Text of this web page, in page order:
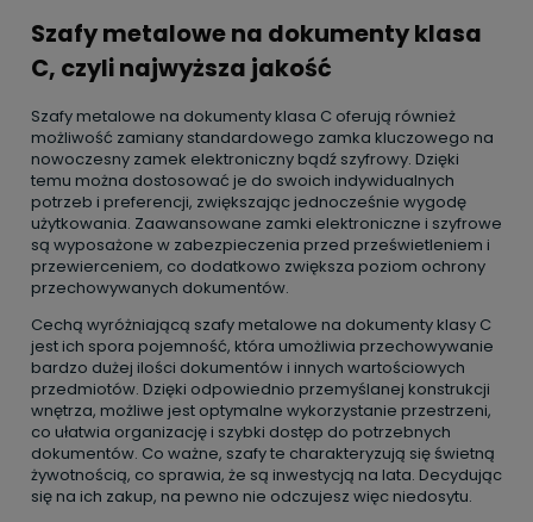
Szafy metalowe na dokumenty klasa
C, czyli najwyższa jakość
Szafy metalowe na dokumenty klasa C oferują również
możliwość zamiany standardowego zamka kluczowego na
nowoczesny zamek elektroniczny bądź szyfrowy. Dzięki
temu można dostosować je do swoich indywidualnych
potrzeb i preferencji, zwiększając jednocześnie wygodę
użytkowania. Zaawansowane zamki elektroniczne i szyfrowe
są wyposażone w zabezpieczenia przed prześwietleniem i
przewierceniem, co dodatkowo zwiększa poziom ochrony
przechowywanych dokumentów.
Cechą wyróżniającą szafy metalowe na dokumenty klasy C
jest ich spora pojemność, która umożliwia przechowywanie
bardzo dużej ilości dokumentów i innych wartościowych
przedmiotów. Dzięki odpowiednio przemyślanej konstrukcji
wnętrza, możliwe jest optymalne wykorzystanie przestrzeni,
co ułatwia organizację i szybki dostęp do potrzebnych
dokumentów. Co ważne, szafy te charakteryzują się świetną
żywotnością, co sprawia, że są inwestycją na lata. Decydując
się na ich zakup, na pewno nie odczujesz więc niedosytu.